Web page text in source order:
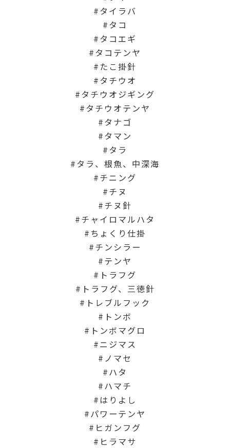
タイラバ
タコ
タコエギ
タコテンヤ
たこ掛針
タチウオ
タチウオジギング
タチウオテンヤ
タナゴ
タマン
タラ
タラ、根魚、中深海
チニング
チヌ
チヌ針
チャイロマルハタ
ちょくり仕掛
チンシラー
テンヤ
トラフグ
トラフグ、三徳針
トレブルフック
トンボ
トンボマグロ
ニジマス
ノマセ
ハタ
ハマチ
はりよし
パワーテンヤ
ヒガンフグ
ヒラマサ